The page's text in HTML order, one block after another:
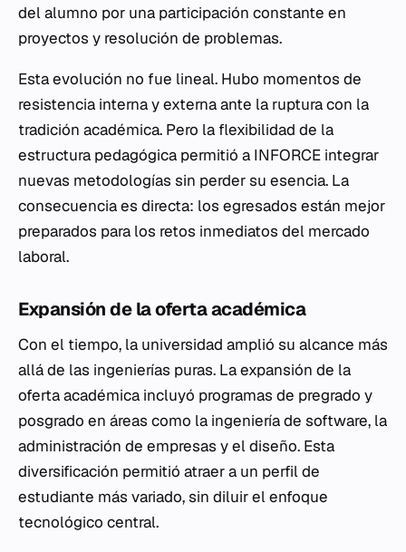
del alumno por una participación constante en
proyectos y resolución de problemas.
Esta evolución no fue lineal. Hubo momentos de
resistencia interna y externa ante la ruptura con la
tradición académica. Pero la flexibilidad de la
estructura pedagógica permitió a INFORCE integrar
nuevas metodologías sin perder su esencia. La
consecuencia es directa: los egresados están mejor
preparados para los retos inmediatos del mercado
laboral.
Expansión de la oferta académica
Con el tiempo, la universidad amplió su alcance más
allá de las ingenierías puras. La expansión de la
oferta académica incluyó programas de pregrado y
posgrado en áreas como la ingeniería de software, la
administración de empresas y el diseño. Esta
diversificación permitió atraer a un perfil de
estudiante más variado, sin diluir el enfoque
tecnológico central.